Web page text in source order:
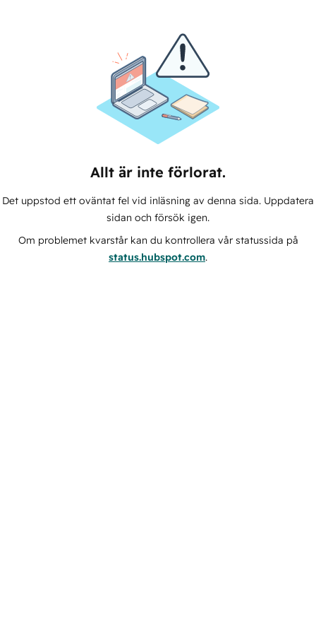
Allt är inte förlorat.
Det uppstod ett oväntat fel vid inläsning av denna sida. Uppdatera
sidan och försök igen.
Om problemet kvarstår kan du kontrollera vår statussida på
status.hubspot.com.